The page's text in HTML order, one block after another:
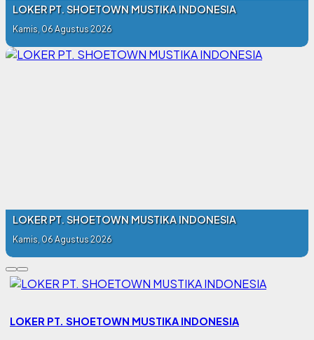
LOKER PT. SHOETOWN MUSTIKA INDONESIA
Kamis, 06 Agustus 2026
LOKER PT. SHOETOWN MUSTIKA INDONESIA
Kamis, 06 Agustus 2026
LOKER PT. SHOETOWN MUSTIKA INDONESIA